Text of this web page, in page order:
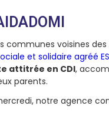
communes voisines des
et solidaire agréé
attitrée en CDI,
parents.
notre agence